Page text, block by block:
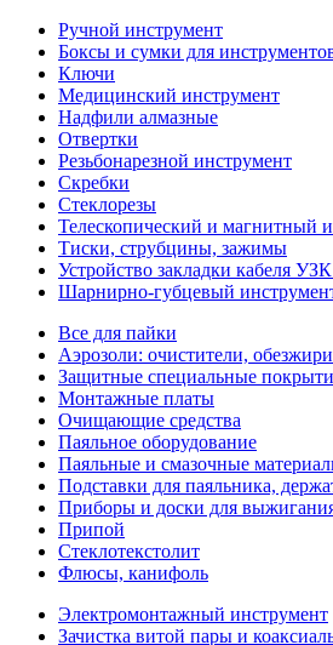
Ручной инструмент
Боксы и сумки для
Ключи
Медицинский инструмент
Надфили алмазные
Отвертки
Резьбонарезной инструмент
Скребки
Стеклорезы
Телескопический и магнитный
Тиски, струбцины, зажимы
Устройство закладки кабеля
Шарнирно-губцевый
Все для пайки
Аэрозоли: очистители,
Защитные специальные
Монтажные платы
Очищающие средства
Паяльное оборудование
Паяльные и смазочные
Подставки для паяльника,
Приборы и доски для
Припой
Стеклотекстолит
Флюсы, канифоль
Электромонтажный инструмент
Зачистка витой пары и